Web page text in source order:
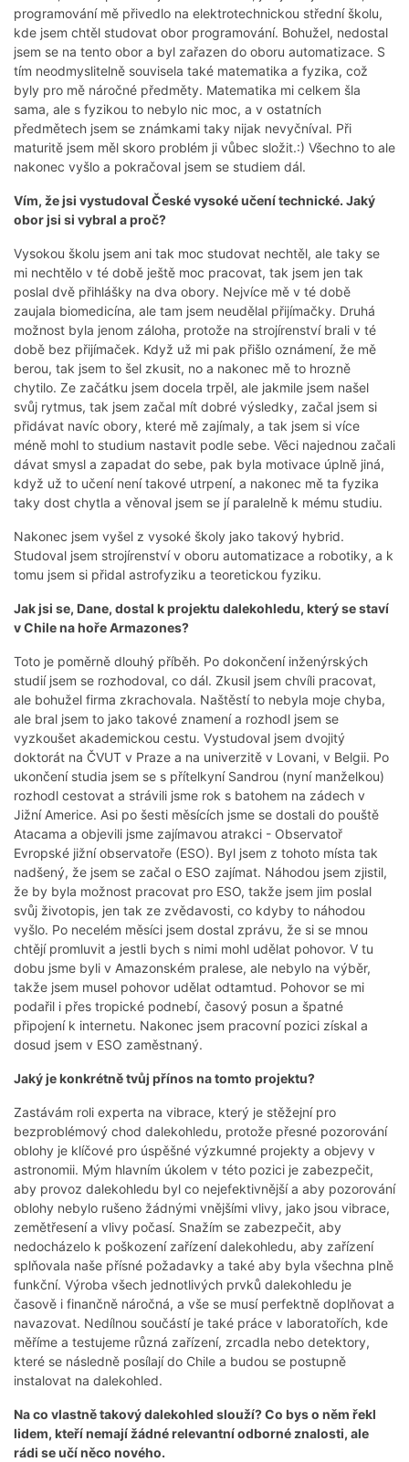
programování mě přivedlo na elektrotechnickou střední školu,
kde jsem chtěl studovat obor programování. Bohužel, nedostal
jsem se na tento obor a byl zařazen do oboru automatizace. S
tím neodmyslitelně souvisela také matematika a fyzika, což
byly pro mě náročné předměty. Matematika mi celkem šla
sama, ale s fyzikou to nebylo nic moc, a v ostatních
předmětech jsem se známkami taky nijak nevyčníval. Při
maturitě jsem měl skoro problém ji vůbec složit.:) Všechno to ale
nakonec vyšlo a pokračoval jsem se studiem dál.
Vím, že jsi vystudoval České vysoké učení technické. Jaký
obor jsi si vybral a proč?
Vysokou školu jsem ani tak moc studovat nechtěl, ale taky se
mi nechtělo v té době ještě moc pracovat, tak jsem jen tak
poslal dvě přihlášky na dva obory. Nejvíce mě v té době
zaujala biomedicína, ale tam jsem neudělal přijímačky. Druhá
možnost byla jenom záloha, protože na strojírenství brali v té
době bez přijímaček. Když už mi pak přišlo oznámení, že mě
berou, tak jsem to šel zkusit, no a nakonec mě to hrozně
chytilo. Ze začátku jsem docela trpěl, ale jakmile jsem našel
svůj rytmus, tak jsem začal mít dobré výsledky, začal jsem si
přidávat navíc obory, které mě zajímaly, a tak jsem si více
méně mohl to studium nastavit podle sebe. Věci najednou začali
dávat smysl a zapadat do sebe, pak byla motivace úplně jiná,
když už to učení není takové utrpení, a nakonec mě ta fyzika
taky dost chytla a věnoval jsem se jí paralelně k mému studiu.
Nakonec jsem vyšel z vysoké školy jako takový hybrid.
Studoval jsem strojírenství v oboru automatizace a robotiky, a k
tomu jsem si přidal astrofyziku a teoretickou fyziku.
Jak jsi se, Dane, dostal k projektu dalekohledu, který se staví
v Chile na hoře Armazones?
Toto je poměrně dlouhý příběh. Po dokončení inženýrských
studií jsem se rozhodoval, co dál. Zkusil jsem chvíli pracovat,
ale bohužel firma zkrachovala. Naštěstí to nebyla moje chyba,
ale bral jsem to jako takové znamení a rozhodl jsem se
vyzkoušet akademickou cestu. Vystudoval jsem dvojitý
doktorát na ČVUT v Praze a na univerzitě v Lovani, v Belgii. Po
ukončení studia jsem se s přítelkyní Sandrou (nyní manželkou)
rozhodl cestovat a strávili jsme rok s batohem na zádech v
Jižní Americe. Asi po šesti měsících jsme se dostali do pouště
Atacama a objevili jsme zajímavou atrakci - Observatoř
Evropské jižní observatoře (ESO). Byl jsem z tohoto místa tak
nadšený, že jsem se začal o ESO zajímat. Náhodou jsem zjistil,
že by byla možnost pracovat pro ESO, takže jsem jim poslal
svůj životopis, jen tak ze zvědavosti, co kdyby to náhodou
vyšlo. Po necelém měsíci jsem dostal zprávu, že si se mnou
chtějí promluvit a jestli bych s nimi mohl udělat pohovor. V tu
dobu jsme byli v Amazonském pralese, ale nebylo na výběr,
takže jsem musel pohovor udělat odtamtud. Pohovor se mi
podařil i přes tropické podnebí, časový posun a špatné
připojení k internetu. Nakonec jsem pracovní pozici získal a
dosud jsem v ESO zaměstnaný.
Jaký je konkrétně tvůj přínos na tomto projektu?
Zastávám roli experta na vibrace, který je stěžejní pro
bezproblémový chod dalekohledu, protože přesné pozorování
oblohy je klíčové pro úspěšné výzkumné projekty a objevy v
astronomii. Mým hlavním úkolem v této pozici je zabezpečit,
aby provoz dalekohledu byl co nejefektivnější a aby pozorování
oblohy nebylo rušeno žádnými vnějšími vlivy, jako jsou vibrace,
zemětřesení a vlivy počasí. Snažím se zabezpečit, aby
nedocházelo k poškození zařízení dalekohledu, aby zařízení
splňovala naše přísné požadavky a také aby byla všechna plně
funkční. Výroba všech jednotlivých prvků dalekohledu je
časově i finančně náročná, a vše se musí perfektně doplňovat a
navazovat. Nedílnou součástí je také práce v laboratořích, kde
měříme a testujeme různá zařízení, zrcadla nebo detektory,
které se následně posílají do Chile a budou se postupně
instalovat na dalekohled.
Na co vlastně takový dalekohled slouží? Co bys o něm řekl
lidem, kteří nemají žádné relevantní odborné znalosti, ale
rádi se učí něco nového.